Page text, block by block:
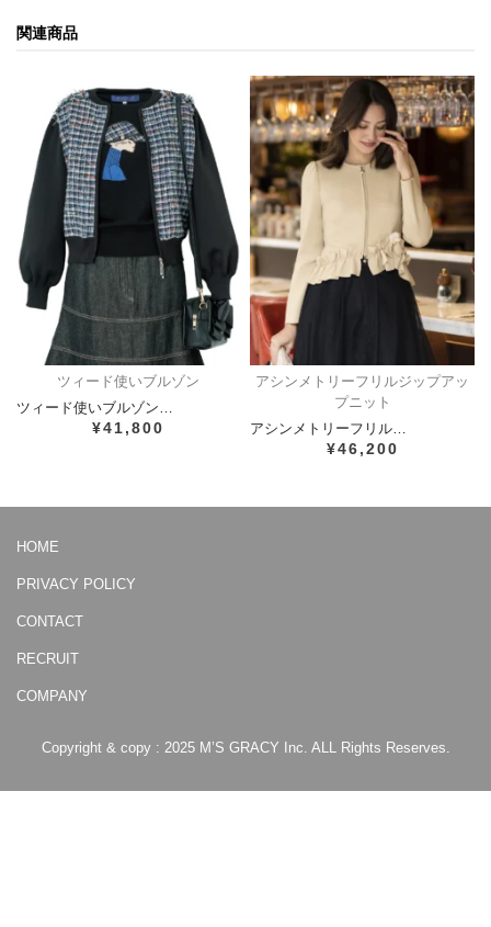
関連商品
ツィード使いブルゾン
ツィード使いブルゾン…
¥41,800
アシンメトリーフリルジップアッ
プニット
アシンメトリーフリル…
¥46,200
HOME
PRIVACY POLICY
CONTACT
RECRUIT
COMPANY
Copyright & copy : 2025 M’S GRACY Inc. ALL Rights Reserves.